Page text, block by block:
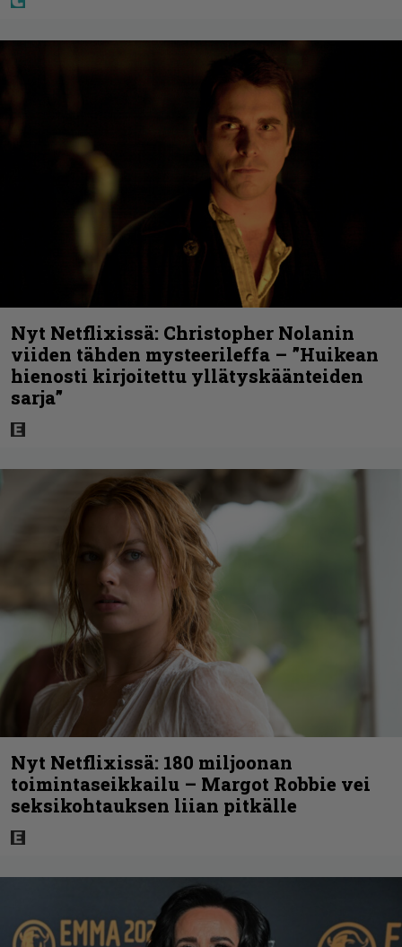
Nyt Netflixissä: Christopher Nolanin
viiden tähden mysteerileffa – ”Huikean
hienosti kirjoitettu yllätyskäänteiden
sarja”
Nyt Netflixissä: 180 miljoonan
toimintaseikkailu – Margot Robbie vei
seksikohtauksen liian pitkälle